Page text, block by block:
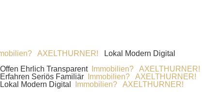
AXELTHURNER!Lokal Modern DigitalImmobilien?
Offen Ehrlich Transparent
Immobilien? AXELTHURNER!
Erfahren Seriös Familiär
Immobilien? AXELTHURNER!
Lokal Modern Digital
Immobilien? AXELTHURNER!